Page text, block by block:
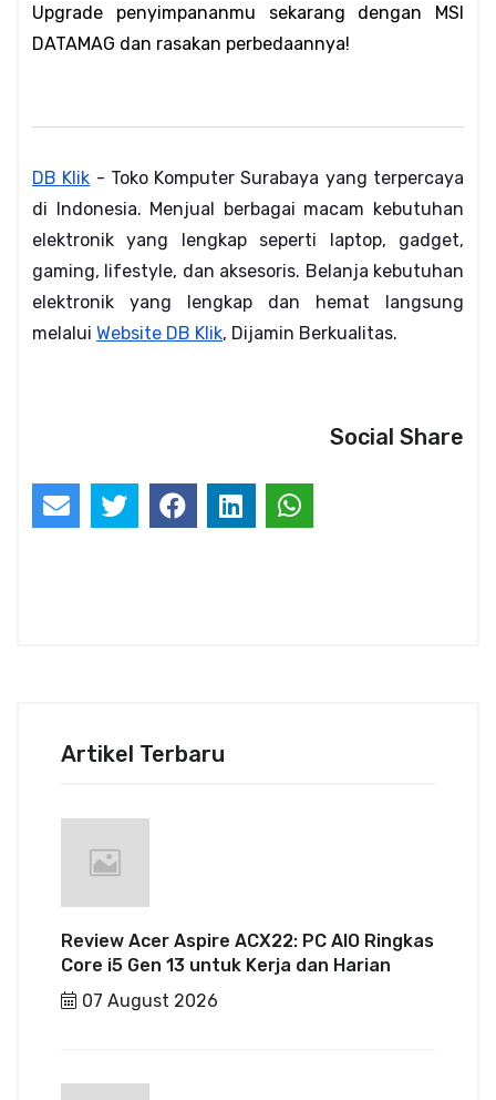
Upgrade penyimpananmu sekarang dengan MSI
DATAMAG dan rasakan perbedaannya!
DB Klik - Toko Komputer Surabaya yang terpercaya
di Indonesia. Menjual berbagai macam kebutuhan
elektronik yang lengkap seperti laptop, gadget,
gaming, lifestyle, dan aksesoris. Belanja kebutuhan
elektronik yang lengkap dan hemat langsung
melalui Website DB Klik, Dijamin Berkualitas.
Social Share
Artikel Terbaru
Review Acer Aspire ACX22: PC AIO Ringkas
Core i5 Gen 13 untuk Kerja dan Harian
07 August 2026